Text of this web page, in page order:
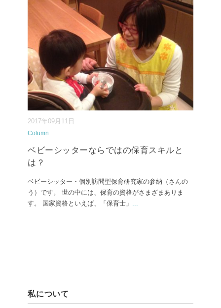
2017年09月11日
Column
ベビーシッターならではの保育スキルと
は？
ベビーシッター・個別訪問型保育研究家の参納（さんの
う）です。 世の中には、保育の資格がさまざまありま
す。 国家資格といえば、「保育士」 ...
私について